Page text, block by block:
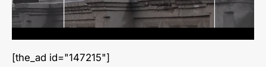
[the_ad id="147215"]